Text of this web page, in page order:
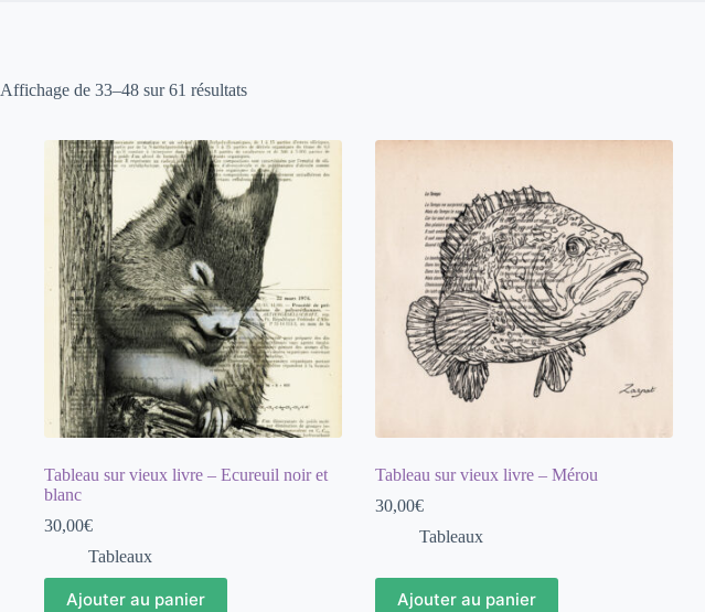
Affichage de 33–48 sur 61 résultats
Tableau sur vieux livre – Ecureuil noir et
blanc
30,00€
Tableaux
Ajouter au panier
Tableau sur vieux livre – Mérou
30,00€
Tableaux
Ajouter au panier